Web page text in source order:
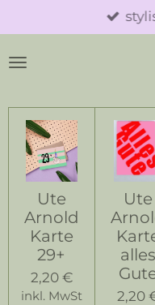
Hauptinhalt
springen
Ute
Arnold
Karte
29+
2,20 €
inkl. MwSt
Ute
alles
2,20